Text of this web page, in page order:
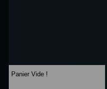
Panier Vide !